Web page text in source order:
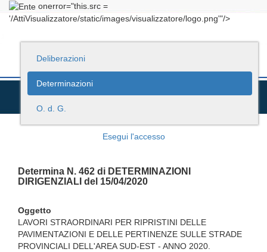
onerror="this.src =
'/AttiVisualizzatore/static/images/visualizzatore/logo.png'"/>
Deliberazioni
Determinazioni
O. d. G.
Esegui l'accesso
Determina N. 462 di DETERMINAZIONI
DIRIGENZIALI del 15/04/2020
Oggetto
LAVORI STRAORDINARI PER RIPRISTINI DELLE
PAVIMENTAZIONI E DELLE PERTINENZE SULLE STRADE
PROVINCIALI DELL'AREA SUD-EST - ANNO 2020.